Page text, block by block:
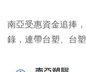
南亞受惠資金追捧
錄，連帶台塑、台